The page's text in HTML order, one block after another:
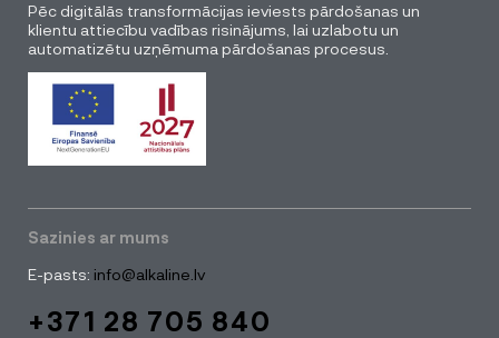
Pēc digitālās transformācijas ieviests pārdošanas un
klientu attiecību vadības risinājums, lai uzlabotu un
automatizētu uzņēmuma pārdošanas procesus.
Sazinies ar mums
E-pasts: info@alkaline.lv
+371 28 705 840